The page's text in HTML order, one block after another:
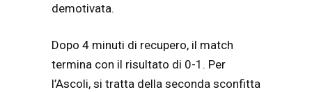
demotivata.
Dopo 4 minuti di recupero, il match
termina con il risultato di 0-1. Per
l’Ascoli, si tratta della seconda sconfitta